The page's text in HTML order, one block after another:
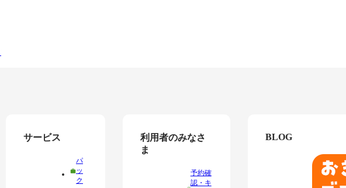
サービス
パ
ッ
ク
利用者のみなさ
ま
予約確
認・キ
BLOG